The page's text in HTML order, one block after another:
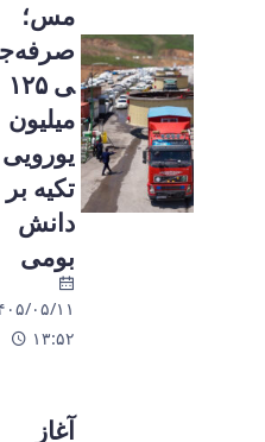
صرفه‌جوی
ی ۱۲۵
میلیون
یورویی با
تکیه بر
دانش
۱۴۰۵/۰۵/۱۱